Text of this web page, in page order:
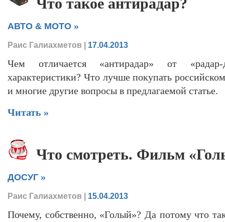
Что такое антирадар?
АВТО & МОТО »
Раис Галиахметов 17.04.2013
Чем отличается «антирадар» от
характеристики? Что лучше покупать
и многие другие вопросы в предлагаемой статье.
Читать »
Что смотреть. Фильм
ДОСУГ »
Раис Галиахметов 15.04.2013
Почему, собственно, «Голый»? Да потому что